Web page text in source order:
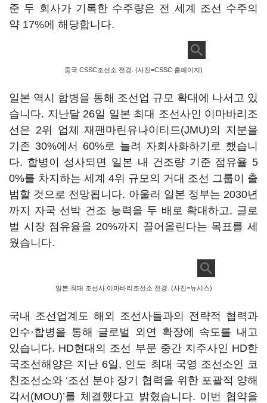
준 두 회사가 기록한 수주량은 전 세계 조선 수주의
약 17%에 해당합니다.
중국 CSSC조선소 전경. (사진=CSSC 홈페이지)
일본 역시 합병을 통해 조선업 규모 확대에 나서고 있
습니다. 지난달 26일 일본 최대 조선사인 이마바리조
선은 2위 업체 재팬마린유나이티드(JMU)의 지분을
기존 30%에서 60%로 늘려 자회사화하기로 했습니
다. 합병이 성사되면 일본 내 건조량 기준 점유율 5
0%를 차지하는 세계 4위 규모의 거대 조선 그룹이 출
범할 것으로 전망됩니다. 아울러 일본 정부는 2030년
까지 자국 선박 건조 능력을 두 배로 확대하고, 글로
벌 시장 점유율을 20%까지 끌어올린다는 목표를 세
웠습니다.
일본 최대 조선사 이마바리조선소 전경. (사진=뉴시스)
국내 조선업계도 해외 조선사들과의 전략적 협력과
인수·합병을 통해 글로벌 외연 확장에 속도를 내고
있습니다. HD현대의 조선 부문 중간 지주사인 HD한
국조선해양은 지난 6일, 인도 최대 국영 조선소인 코
친조선소와 ‘조선 분야 장기 협력을 위한 포괄적 양해
각서(MOU)’를 체결했다고 밝혔습니다. 이번 협약을